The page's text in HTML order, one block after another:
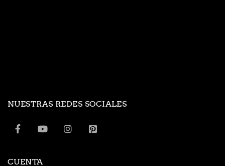
NUESTRAS REDES SOCIALES
CUENTA